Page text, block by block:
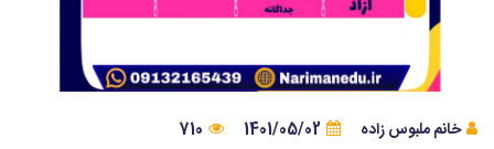
خانم ملبوس زاده 1401/05/02
710